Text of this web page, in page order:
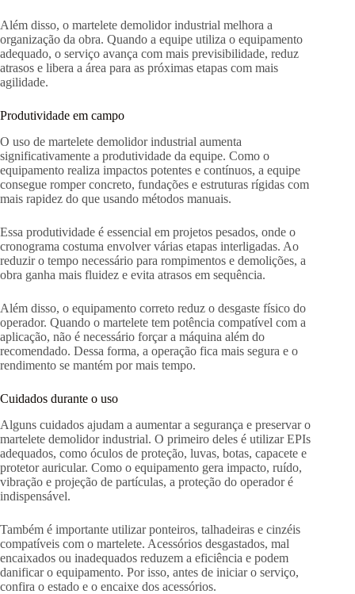
Além disso, o martelete demolidor industrial melhora a
organização da obra. Quando a equipe utiliza o equipamento
adequado, o serviço avança com mais previsibilidade, reduz
atrasos e libera a área para as próximas etapas com mais
agilidade.
Produtividade em campo
O uso de martelete demolidor industrial aumenta
significativamente a produtividade da equipe. Como o
equipamento realiza impactos potentes e contínuos, a equipe
consegue romper concreto, fundações e estruturas rígidas com
mais rapidez do que usando métodos manuais.
Essa produtividade é essencial em projetos pesados, onde o
cronograma costuma envolver várias etapas interligadas. Ao
reduzir o tempo necessário para rompimentos e demolições, a
obra ganha mais fluidez e evita atrasos em sequência.
Além disso, o equipamento correto reduz o desgaste físico do
operador. Quando o martelete tem potência compatível com a
aplicação, não é necessário forçar a máquina além do
recomendado. Dessa forma, a operação fica mais segura e o
rendimento se mantém por mais tempo.
Cuidados durante o uso
Alguns cuidados ajudam a aumentar a segurança e preservar o
martelete demolidor industrial. O primeiro deles é utilizar EPIs
adequados, como óculos de proteção, luvas, botas, capacete e
protetor auricular. Como o equipamento gera impacto, ruído,
vibração e projeção de partículas, a proteção do operador é
indispensável.
Também é importante utilizar ponteiros, talhadeiras e cinzéis
compatíveis com o martelete. Acessórios desgastados, mal
encaixados ou inadequados reduzem a eficiência e podem
danificar o equipamento. Por isso, antes de iniciar o serviço,
confira o estado e o encaixe dos acessórios.